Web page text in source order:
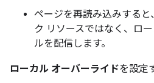
ページを再読み込みする
ク リソースではなく、ロ
ルを配信します。
ローカル オーバーライドを設定